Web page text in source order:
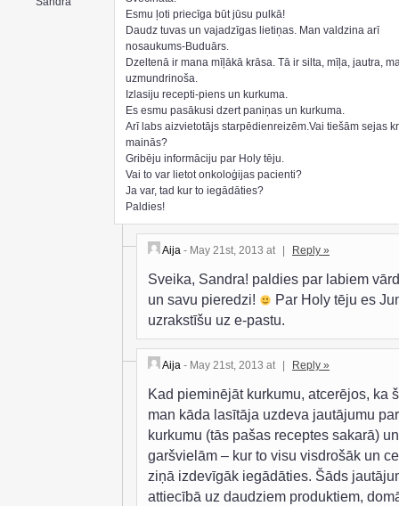
Esmu ļoti priecīga būt jūsu pulkā!
Daudz tuvas un vajadzīgas lietiņas. Man valdzina arī
nosaukums-Buduārs.
Dzeltenā ir mana mīļākā krāsa. Tā ir silta, mīļa, jautra,
uzmundrinoša.
Izlasiju recepti-piens un kurkuma.
Es esmu pasākusi dzert paniņas un kurkuma.
Arī labs aizvietotājs starpēdienreizēm.Vai tiešām sejas
mainās?
Gribēju informāciju par Holy tēju.
Vai to var lietot onkoloģijas pacienti?
Ja var, tad kur to iegādāties?
Paldies!
Aija - May 21st, 2013 at | Reply »
Sveika, Sandra! paldies par labiem
un savu pieredzi!
Par Holy tēju es
uzrakstīšu uz e-pastu.
Aija - May 21st, 2013 at Reply »
Kad pieminējāt kurkumu, atcerējos, ka
man kāda lasītāja uzdeva jautājumu par
kurkumu (tās pašas receptes sakarā) un
garšvielām – kur to visu visdrošāk un
ziņā izdevīgāk iegādāties. Šāds
attiecībā uz daudziem produktiem,